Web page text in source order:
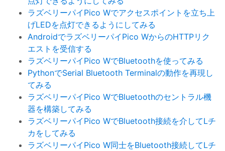
ラズベリーパイPico Wでアクセスポイントを立ち上
げLEDを点灯できるようにしてみる
AndroidでラズベリーパイPico WからのHTTPリク
エストを受信する
ラズベリーパイPico WでBluetoothを使ってみる
PythonでSerial Bluetooth Terminalの動作を再現し
てみる
ラズベリーパイPico WでBluetoothのセントラル機
器を構築してみる
ラズベリーパイPico WでBluetooth接続を介してLチ
カをしてみる
ラズベリーパイPico W同士をBluetooth接続してLチ